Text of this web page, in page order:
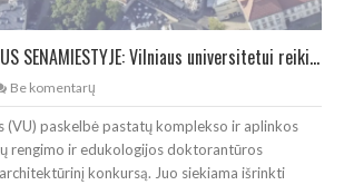
KONKURSAS VILNIAUS SENAMIESTYJE: Vilniaus universitetui reikia pedagogų rengimo centro
Be komentarų
(VU) paskelbė pastatų komplekso ir aplinkos
rengimo ir edukologijos doktorantūros
konkursą. Juo siekiama išrinkti